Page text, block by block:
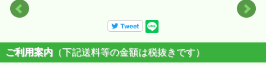
ご利用案内 （下記送料等の金額は税抜きです）